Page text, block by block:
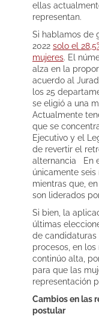
ellas
representan.
Si hablamos de
2022 solo el
mujeres. El
alza en la
acuerdo al
los 25
se eligió a una
Actualmente
que se
Ejecutivo y el
de revertir el
alternancia En
únicamente
mientras que,
son liderados
Si bien, la
últimas
de candidaturas
procesos, en
continúo alta,
para que las
representación
Cambios en las
postular